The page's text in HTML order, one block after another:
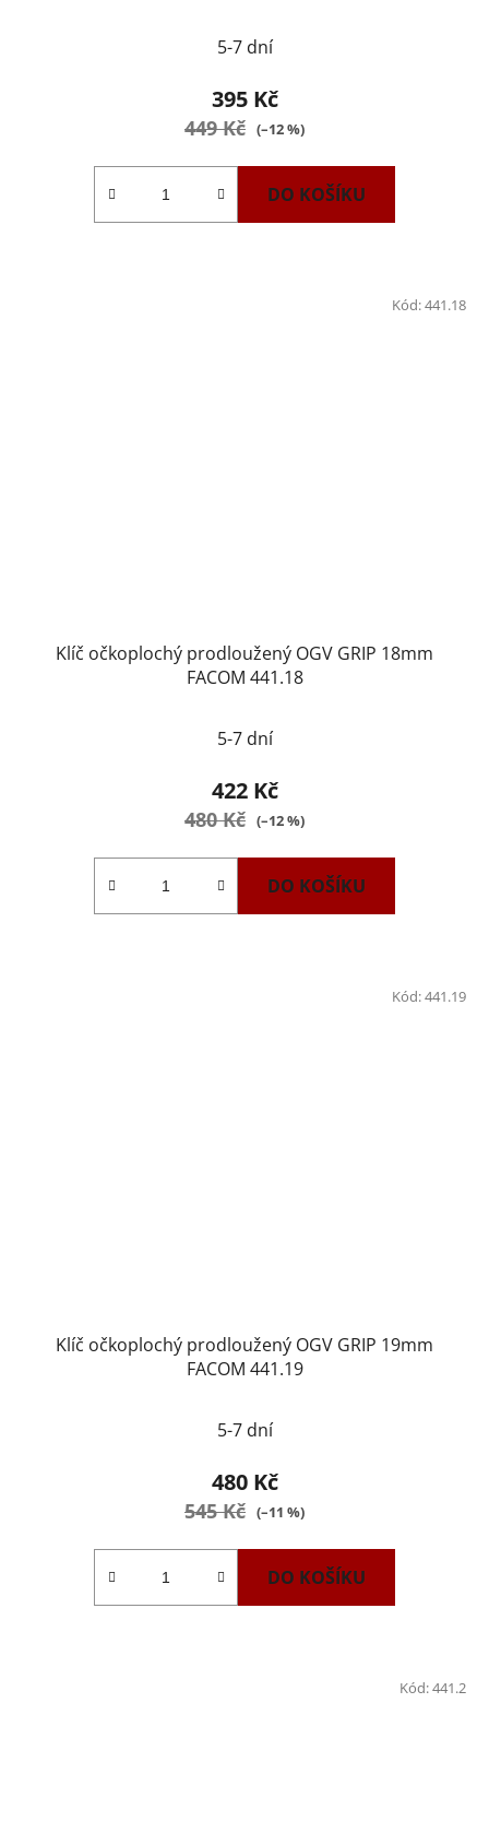
5-7 dní
395 Kč
449 Kč (–12 %)
DO KOŠÍKU
Klíč očkoplochý prodloužený OGV GRIP 18mm
FACOM 441.18
5-7 dní
422 Kč
480 Kč (–12 %)
DO KOŠÍKU
Kód:441.18
Klíč očkoplochý prodloužený OGV GRIP 19mm
FACOM 441.19
5-7 dní
480 Kč
545 Kč (–11 %)
DO KOŠÍKU
Kód:441.19
Kód:441.2